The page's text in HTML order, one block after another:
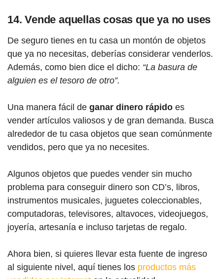
14. Vende aquellas cosas que ya no uses
De seguro tienes en tu casa un montón de objetos
que ya no necesitas, deberías considerar venderlos.
Además, como bien dice el dicho: “La basura de
alguien es el tesoro de otro”.
Una manera fácil de ganar dinero rápido es
vender artículos valiosos y de gran demanda. Busca
alrededor de tu casa objetos que sean comúnmente
vendidos, pero que ya no necesites.
Algunos objetos que puedes vender sin mucho
problema para conseguir dinero son CD’s, libros,
instrumentos musicales, juguetes coleccionables,
computadoras, televisores, altavoces, videojuegos,
joyería, artesanía e incluso tarjetas de regalo.
Ahora bien, si quieres llevar esta fuente de ingreso
al siguiente nivel, aquí tienes los productos más